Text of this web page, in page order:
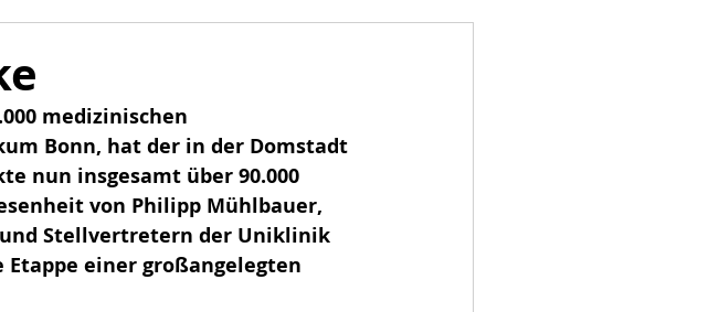
medizinischen
Bonn, hat der in der Domstadt
nun insgesamt über 90.000
von Philipp Mühlbauer,
und Stellvertretern der Uniklinik
einer großangelegten